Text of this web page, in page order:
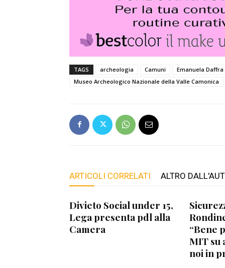
TAGS archeologia Camuni Emanuela Daffra
Museo Archeologico Nazionale della Valle Camonica
ARTICOLI CORRELATI ALTRO
Divieto Social under 15,
Lega presenta pdl alla
Camera
“Bene
MIT su
noi in